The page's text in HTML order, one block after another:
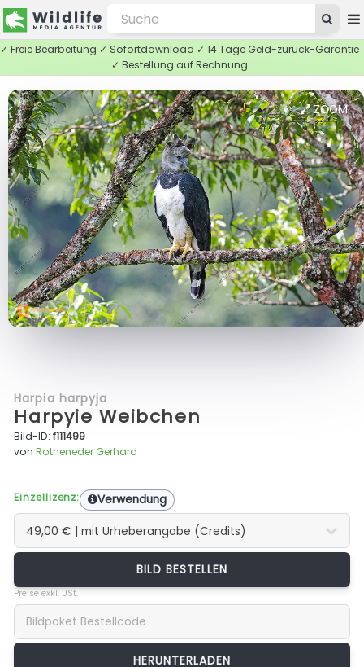
✓ Freie Bearbeitung ✓ Sofortdownload ✓ 14 Tage Geld-zurück-Garantie
✓ Bestellung auf Rechnung
ZOOM
Harpia harpyja
Harpyie Weibchen
Bild-ID:f111499
vonRotheneder Gerhard
Einzellizenz: Verwendung
BILD BESTELLEN
Preise exkl. USt.